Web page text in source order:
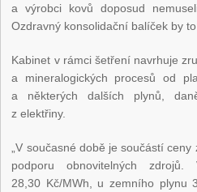
a výrobci kovů doposud
Ozdravný konsolidační balíček by
Kabinet v rámci šetření navrhuje
a mineralogických procesů od
a některých dalších plynů,
z elektřiny.
„V současné době je součástí
podporu obnovitelných
28,30 Kč/MWh, u zemního plynu